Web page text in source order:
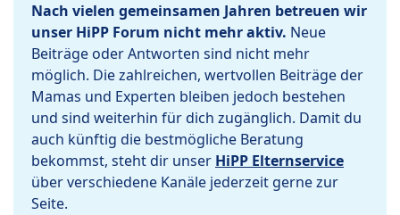
Nach vielen gemeinsamen Jahren betreuen wir
unser HiPP Forum nicht mehr aktiv. Neue
Beiträge oder Antworten sind nicht mehr
möglich. Die zahlreichen, wertvollen Beiträge der
Mamas und Experten bleiben jedoch bestehen
und sind weiterhin für dich zugänglich. Damit du
auch künftig die bestmögliche Beratung
bekommst, steht dir unser HiPP Elternservice
über verschiedene Kanäle jederzeit gerne zur
Seite.